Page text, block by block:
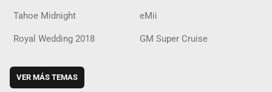
Tahoe Midnight eMii
Royal Wedding 2018 GM Super Cruise
VER MÁS TEMAS